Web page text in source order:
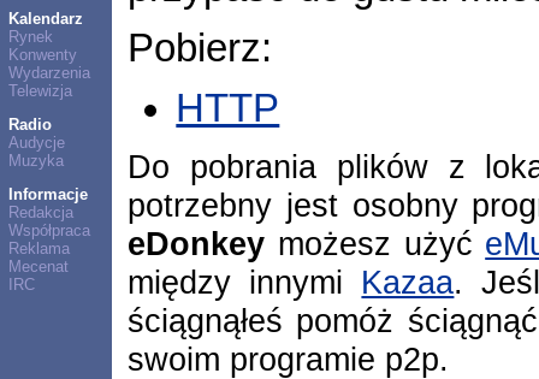
Kalendarz
Rynek
Konwenty
Wydarzenia
Telewizja
Radio
Audycje
Muzyka
Informacje
Redakcja
Współpraca
Reklama
Mecenat
IRC
Pobierz:
HTTP
Do pobrania plików z
potrzebny jest osobny
eDonkey możesz użyć
między innymi Kazaa.
ściągnąłeś pomóż
swoim programie p2p.